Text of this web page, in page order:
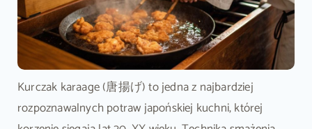
Kurczak karaage (唐揚げ) to jedna z najbardziej
rozpoznawalnych potraw japońskiej kuchni, której